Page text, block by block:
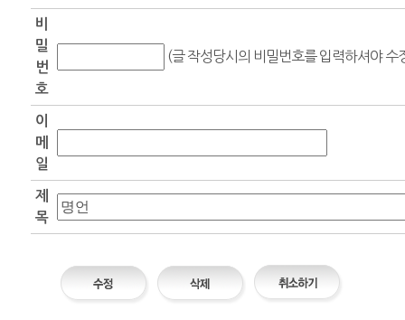
비
밀
번
호
(글 작성당시의 비밀번호를 입력하셔야 수
이
메
일
제
목